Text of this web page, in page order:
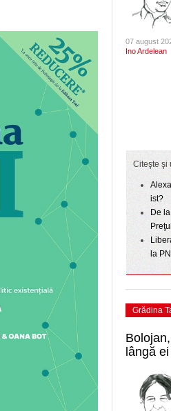
de
cu ANI, dar a fost salvat de PSD
nu le dă nicio speranţă PSD-iştilor:
niciodată Timișoara. Nici în
în 3028, când Dominic Fritz sigur nu
- 5 August 2026
ani niciun primar aflat în conflict de
şi-a pierdut mandatul. Avocatul Toni
apărarea prefectului de Timiş în
Fritz
- 5 August 2026
României. Vezi cu cine joacă vesticele
Semne bune sezonul are! Politehnica
Chindia mult mai clar decât o arată
August 2026
LA A
ONLINE
ISWinT
aer
2026
Pentru
oră, a
07 august
Ino Ardelean
Citeşte şi
ist?
De
la
Grădina
lângă ei